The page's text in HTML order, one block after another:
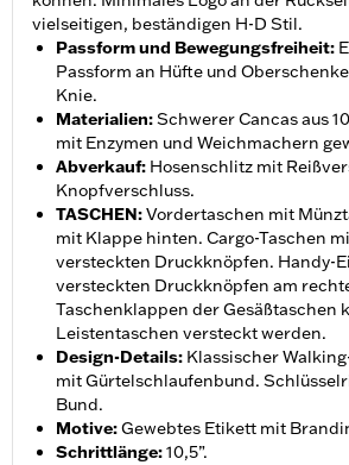
vielseitigen, beständigen H-D Stil.
Passform und Bewegungsfreiheit:
Passform an Hüfte und
Knie.
Materialien:Schwerer Cancas aus
mit Enzymen und Weichmachern
Abverkauf: Hosenschlitz mit
Knopfverschluss.
TASCHEN:Vordertaschen mit
mit Klappe hinten. Cargo-Taschen
versteckten Druckknöpfen. Handy-
versteckten Druckknöpfen am
Taschenklappen der Gesäßtaschen
Leistentaschen versteckt werden.
Design-Details: Klassischer
mit Gürtelschlaufenbund.
Bund.
Motive:Gewebtes Etikett mit
Schrittlänge:10,5”.